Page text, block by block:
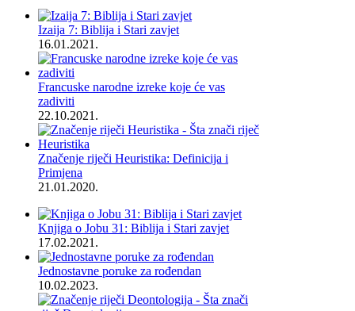
Izaija 7: Biblija i Stari zavjet
16.01.2021.
Francuske narodne izreke koje će vas
zadiviti
22.10.2021.
Značenje riječi Heuristika: Definicija i
Primjena
21.01.2020.
Knjiga o Jobu 31: Biblija i Stari zavjet
17.02.2021.
Jednostavne poruke za rođendan
10.02.2023.